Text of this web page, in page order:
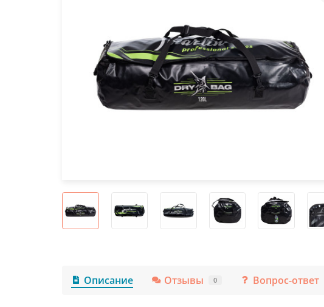
Описание Отзывы 0 Вопрос-ответ